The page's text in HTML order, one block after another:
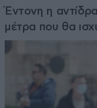
Έντονη η
μέτρα που θα